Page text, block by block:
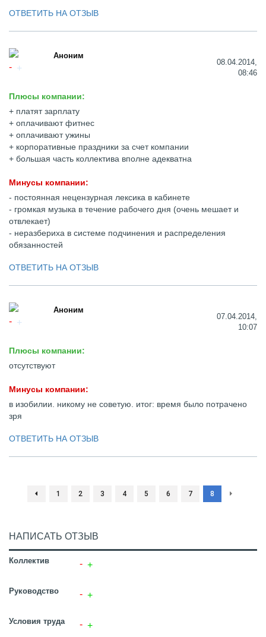
ОТВЕТИТЬ НА ОТЗЫВ
Аноним
08.04.2014,
08:46
Плюсы компании:
+ платят зарплату
+ оплачивают фитнес
+ оплачивают ужины
+ корпоративные праздники за счет компании
+ большая часть коллектива вполне адекватна
Минусы компании:
- постоянная нецензурная лексика в кабинете
- громкая музыка в течение рабочего дня (очень мешает и
отвлекает)
- неразбериха в системе подчинения и распределения
обязанностей
ОТВЕТИТЬ НА ОТЗЫВ
Аноним
07.04.2014,
10:07
Плюсы компании:
отсутствуют
Минусы компании:
в изобилии. никому не советую. итог: время было потрачено
зря
ОТВЕТИТЬ НА ОТЗЫВ
1 2 3 4 5 6 7 8
НАПИСАТЬ ОТЗЫВ
Коллектив
Руководство
Условия труда